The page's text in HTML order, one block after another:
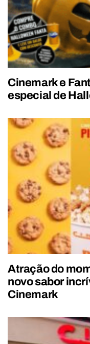
Cinemark e
especial de
Atração do
novo sabor
Cinemark